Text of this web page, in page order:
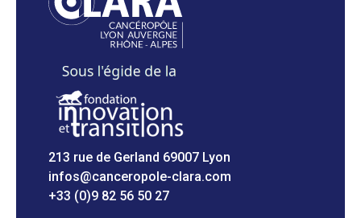
213 rue de Gerland 69007 Lyon
infos@canceropole-clara.com
+33 (0)9 82 56 50 27